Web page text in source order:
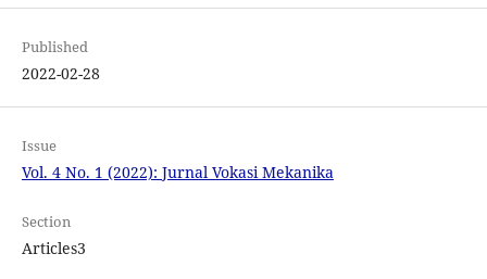
Published
2022-02-28
Issue
Vol. 4 No. 1 (2022): Jurnal Vokasi Mekanika
Section
Articles3